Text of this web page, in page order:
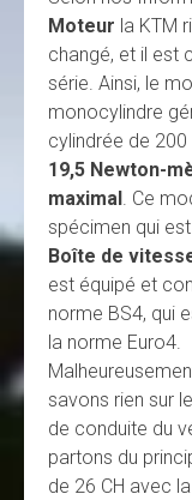
Moteur la KTM
changé, et il est
série. Ainsi, le
monocylindre
cylindrée de
19,5 Newton-
maximal . Ce
spécimen qui est
Boîte de
est équipé et
norme BS4, qui
la norme Euro4.
savons rien sur
de conduite du
partons du
de 26 CH avec